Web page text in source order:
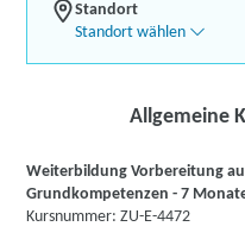
Standort
Standort wählen
Allgemeine
Weiterbildung Vorbereitung
Grundkompetenzen - 7
Kursnummer: ZU-E-4472